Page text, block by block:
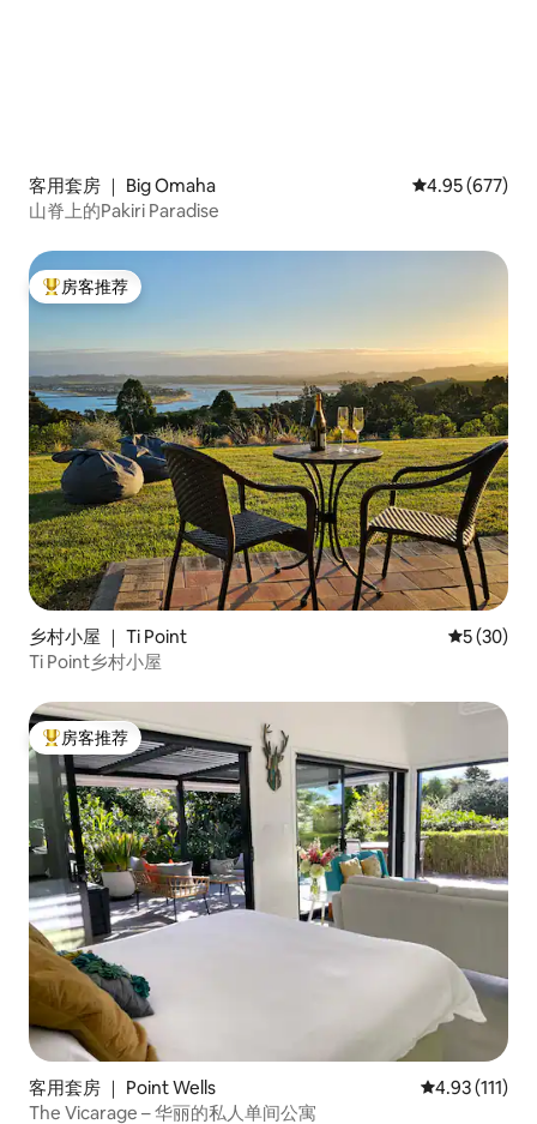
客用套房 ｜ Big Omaha 平均评分 4.95
4.95 (677)
山脊上的Pakiri Paradise
热门「房客推荐」
房客推荐
乡村小屋 ｜ Ti Point 平均评分
5 (30)
Ti Point乡村小屋
热门「房客推荐」
房客推荐
客用套房 ｜ Point Wells 平均评分 4.93
4.93 (111)
The Vicarage – 华丽的私人单间公寓